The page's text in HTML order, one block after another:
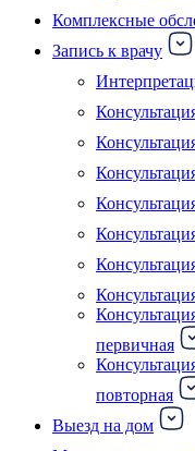
Комплексные
Запись к врачу
первичная
повторная
Выезд на дом